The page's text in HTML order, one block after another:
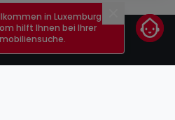
Schließen
in Luxemburg!
hilft Ihnen bei Ihrer